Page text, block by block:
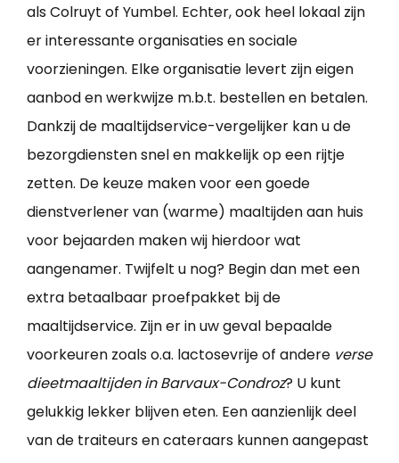
als Colruyt of Yumbel. Echter, ook heel lokaal zijn
er interessante organisaties en sociale
voorzieningen. Elke organisatie levert zijn eigen
aanbod en werkwijze m.b.t. bestellen en betalen.
Dankzij de maaltijdservice-vergelijker kan u de
bezorgdiensten snel en makkelijk op een rijtje
zetten. De keuze maken voor een goede
dienstverlener van (warme) maaltijden aan huis
voor bejaarden maken wij hierdoor wat
aangenamer. Twijfelt u nog? Begin dan met een
extra betaalbaar proefpakket bij de
maaltijdservice. Zijn er in uw geval bepaalde
voorkeuren zoals o.a. lactosevrije of andere verse
dieetmaaltijden in Barvaux-Condroz? U kunt
gelukkig lekker blijven eten. Een aanzienlijk deel
van de traiteurs en cateraars kunnen aangepast